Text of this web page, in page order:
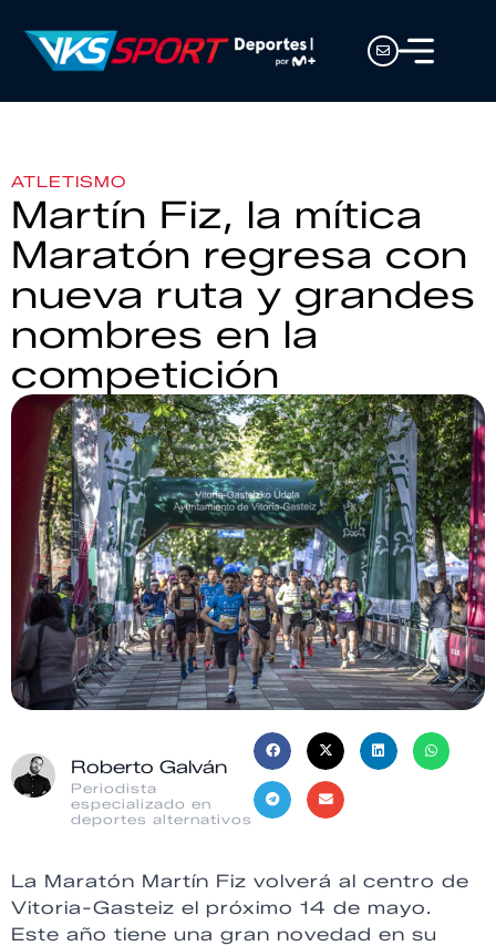
ATLETISMO
Martín Fiz, la mítica
Maratón regresa con
nueva ruta y grandes
nombres en la
competición
Roberto Galván
Periodista
especializado en
deportes alternativos
La Maratón Martín Fiz volverá al centro de
Vitoria-Gasteiz el próximo 14 de mayo.
Este año tiene una gran novedad en su